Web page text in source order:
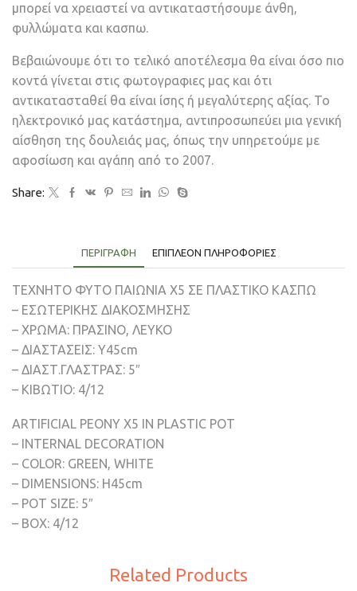
μπορεί να χρειαστεί να αντικαταστήσουμε άνθη,
φυλλώματα και κασπω.
Βεβαιώνουμε ότι το τελικό αποτέλεσμα θα είναι όσο πιο
κοντά γίνεται στις φωτογραφιες μας και ότι
αντικατασταθεί θα είναι ίσης ή μεγαλύτερης αξίας. Το
ηλεκτρονικό μας κατάστημα, αντιπροσωπεύει μια γενική
αίσθηση της δουλειάς μας, όπως την υπηρετούμε με
αφοσίωση και αγάπη από το 2007.
Share:
ΠΕΡΙΓΡΑΦΉ ΕΠΙΠΛΈΟΝ ΠΛΗΡΟΦΟΡΊΕΣ
ΤΕΧΝΗΤΟ ΦΥΤΟ ΠΑΙΩΝΙΑ Χ5 ΣΕ ΠΛΑΣΤΙΚΟ ΚΑΣΠΩ
– ΕΣΩΤΕΡΙΚΗΣ ΔΙΑΚΟΣΜΗΣΗΣ
– ΧΡΩΜΑ: ΠΡΑΣΙΝΟ, ΛΕΥΚΟ
– ΔΙΑΣΤΑΣΕΙΣ: Υ45cm
– ΔΙΑΣΤ.ΓΛΑΣΤΡΑΣ: 5″
– ΚΙΒΩΤΙΟ: 4/12
ARTIFICIAL PEONY X5 IN PLASTIC POT
– INTERNAL DECORATION
– COLOR: GREEN, WHITE
– DIMENSIONS: H45cm
– POT SIZE: 5″
– BOX: 4/12
Related Products